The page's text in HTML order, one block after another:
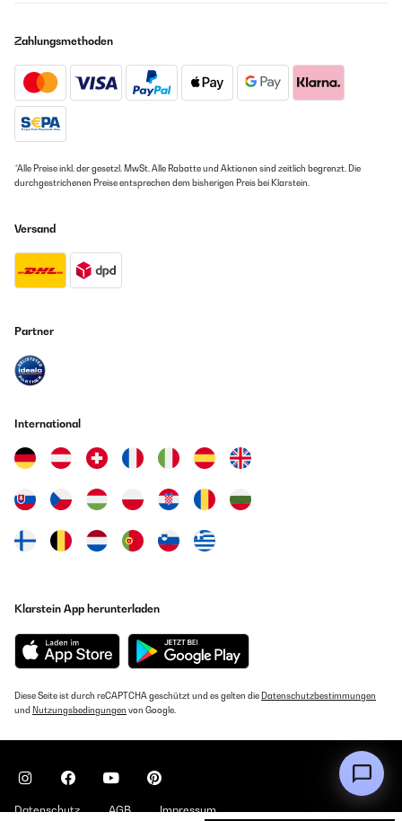
Zahlungsmethoden
*Alle Preise inkl. der gesetzl. MwSt. Alle Rabatte und Aktionen sind zeitlich begrenzt. Die
durchgestrichenen Preise entsprechen dem bisherigen Preis bei Klarstein.
Versand
Partner
International
Klarstein App herunterladen
Diese Seite ist durch reCAPTCHA geschützt und es gelten die Datenschutzbestimmungen
und Nutzungsbedingungen von Google.
Datenschutz AGB Impressum